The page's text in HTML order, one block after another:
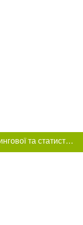
Цей сайт використовує «cookies». Також веб-сайт використовує інтернет-сервіс для збору технічних даних стосовно відвідувачів з метою отримання маркетингової та статистичної інформації. Умови обробки даних відвідувачів сайту див.